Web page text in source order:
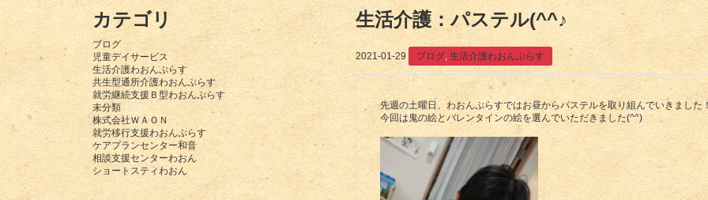
カテゴリ
ブログ
児童デイサービス
生活介護わおんぷらす
共生型通所介護わおんぷらす
就労継続支援Ｂ型わおんぷらす
未分類
株式会社ＷＡＯＮ
就労移行支援わおんぷらす
ケアプランセンター和音
相談支援センターわおん
ショートスティわおん
生活介護：パステル(^^♪
2021-01-29 ブログ, 生活介護わおんぷらす
先週の土曜日、わおんぷらすではお昼からパステルを取り組んでいきました
今回は鬼の絵とバレンタインの絵を選んでいただきました(^^)